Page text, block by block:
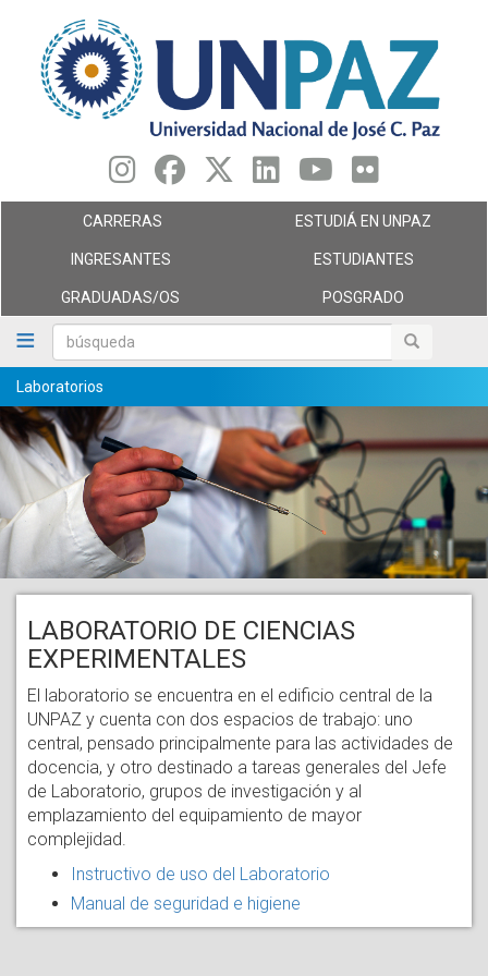
contenido
principal
búsqueda búsqueda
CARRERAS ESTUDIÁ EN UNPAZ
INGRESANTES ESTUDIANTES
GRADUADAS/OS POSGRADO
Laboratorios
LABORATORIO DE CIENCIAS
EXPERIMENTALES
El laboratorio se encuentra en el edificio central de la
UNPAZ y cuenta con dos espacios de trabajo: uno
central, pensado principalmente para las actividades de
docencia, y otro destinado a tareas generales del Jefe
de Laboratorio, grupos de investigación y al
emplazamiento del equipamiento de mayor
complejidad.
Instructivo de uso del Laboratorio
Manual de seguridad e higiene